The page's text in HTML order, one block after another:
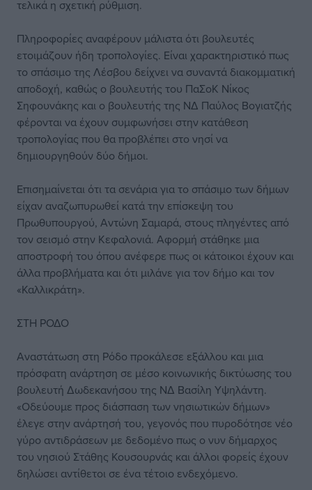
τελικά η σχετική ρύθμιση.
Πληροφορίες αναφέρουν μάλιστα ότι βουλευτές
ετοιμάζουν ήδη τροπολογίες. Είναι χαρακτηριστικό πως
το σπάσιμο της Λέσβου δείχνει να συναντά διακομματική
αποδοχή, καθώς ο βουλευτής του ΠαΣοΚ Νίκος
Σηφουνάκης και ο βουλευτής της ΝΔ Παύλος Βογιατζής
φέρονται να έχουν συμφωνήσει στην κατάθεση
τροπολογίας που θα προβλέπει στο νησί να
δημιουργηθούν δύο δήμοι.
Επισημαίνεται ότι τα σενάρια για το σπάσιμο των δήμων
είχαν αναζωπυρωθεί κατά την επίσκεψη του
Πρωθυπουργού, Αντώνη Σαμαρά, στους πληγέντες από
τον σεισμό στην Κεφαλονιά. Αφορμή στάθηκε μια
αποστροφή του όπου ανέφερε πως οι κάτοικοι έχουν και
άλλα προβλήματα και ότι μιλάνε για τον δήμο και τον
«Καλλικράτη».
ΣΤΗ ΡΟΔΟ
Αναστάτωση στη Ρόδο προκάλεσε εξάλλου και μια
πρόσφατη ανάρτηση σε μέσο κοινωνικής δικτύωσης του
βουλευτή Δωδεκανήσου της ΝΔ Βασίλη Υψηλάντη.
«Οδεύουμε προς διάσπαση των νησιωτικών δήμων»
έλεγε στην ανάρτησή του, γεγονός που πυροδότησε νέο
γύρο αντιδράσεων με δεδομένο πως ο νυν δήμαρχος
του νησιού Στάθης Κουσουρνάς και άλλοι φορείς έχουν
δηλώσει αντίθετοι σε ένα τέτοιο ενδεχόμενο.